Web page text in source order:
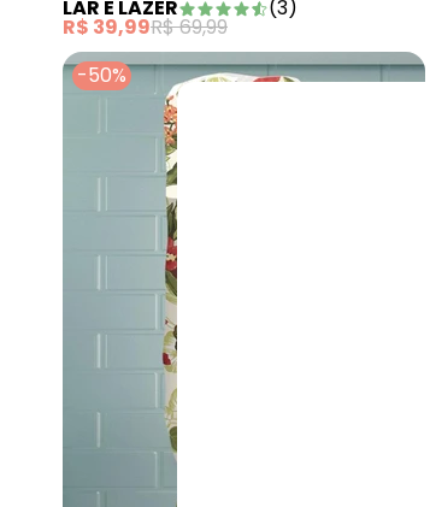
Peça
LAR E LAZER (3)
R$ 39,99R$ 69,99
-50%